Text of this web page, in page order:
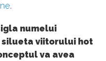
.
numelui
silueta viitorului hot
va avea